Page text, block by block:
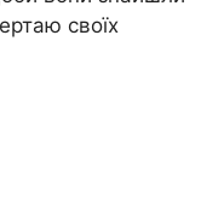
своїх